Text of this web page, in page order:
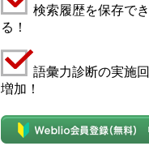
検索履歴を保存でき
る！
語彙力診断の実施
増加！